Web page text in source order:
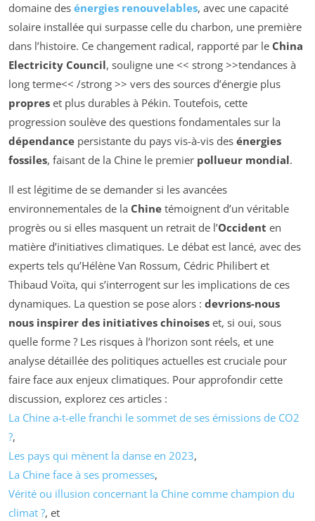
domaine des énergies renouvelables, avec une capacité
solaire installée qui surpasse celle du charbon, une première
dans l’histoire. Ce changement radical, rapporté par le China
Electricity Council, souligne une << strong >>tendances à
long terme<< /strong >> vers des sources d’énergie plus
propres et plus durables à Pékin. Toutefois, cette
progression soulève des questions fondamentales sur la
dépendance persistante du pays vis-à-vis des énergies
fossiles, faisant de la Chine le premier pollueur mondial.
Il est légitime de se demander si les avancées
environnementales de la Chine témoignent d’un véritable
progrès ou si elles masquent un retrait de l’Occident en
matière d’initiatives climatiques. Le débat est lancé, avec des
experts tels qu’Hélène Van Rossum, Cédric Philibert et
Thibaud Voïta, qui s’interrogent sur les implications de ces
dynamiques. La question se pose alors : devrions-nous
nous inspirer des initiatives chinoises et, si oui, sous
quelle forme ? Les risques à l’horizon sont réels, et une
analyse détaillée des politiques actuelles est cruciale pour
faire face aux enjeux climatiques. Pour approfondir cette
discussion, explorez ces articles :
La Chine a-t-elle franchi le sommet de ses émissions de CO2
?,
Les pays qui mènent la danse en 2023,
La Chine face à ses promesses,
Vérité ou illusion concernant la Chine comme champion du
climat ?, et